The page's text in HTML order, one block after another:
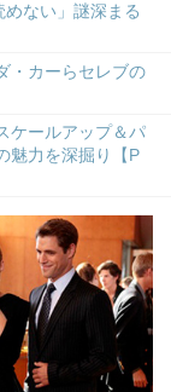
めない」謎深まる
・カーらセレブの
ケールアップ＆パ
魅力を深掘り【P